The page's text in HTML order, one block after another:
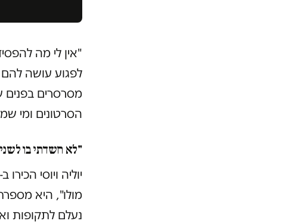
"אין לי מה
לפגוע עושה
מסרסרים בפנים
הסרטונים ומי
"לא חשדתי בו
מולו", היא